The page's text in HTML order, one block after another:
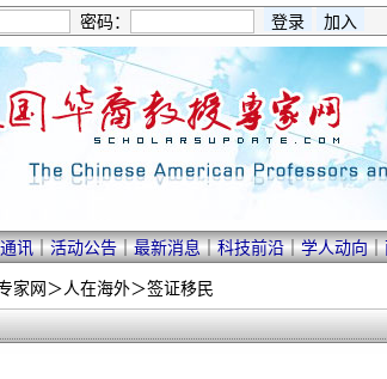
密码：
讯｜活动公告｜最新消息｜科技前沿｜学人动向｜
家网＞人在海外＞签证移民